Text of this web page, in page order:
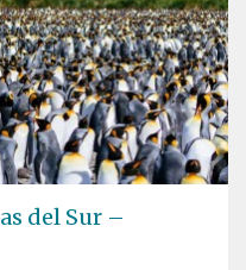
del Sur –